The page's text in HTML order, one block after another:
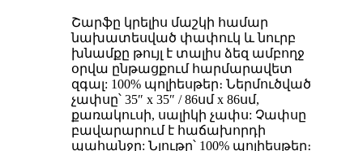
Շարֆը կրելիս մաշկի համար
նախատեսված փափուկ և նուրբ
խնամքը թույլ է տալիս ձեզ ամբողջ
օրվա ընթացքում հարմարավետ
զգալ: 100% պոլիեսթեր։ Ներմուծված
չափսը՝ 35″ x 35″ / 86սմ x 86սմ,
քառակուսի, սալիկի չափս: Չափսը
բավարարում է հաճախորդի
պահանջը: Նյութը՝ 100% պոլիեսթեր։